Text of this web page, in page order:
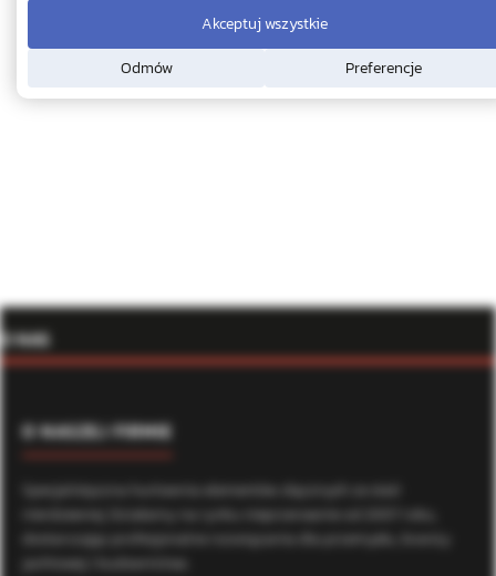
O NAS
O NASZEJ FIRMIE
Specjalistyczna hurtownia elementów złącznych ze stali
nierdzewnej. Działamy na rynku nieprzerwanie od 2007 roku,
dostarczając profesjonalne rozwiązania dla przemysłu, branży
jachtowej i budownictwa.
Odmów Preferencje
Akceptuj wszystkie